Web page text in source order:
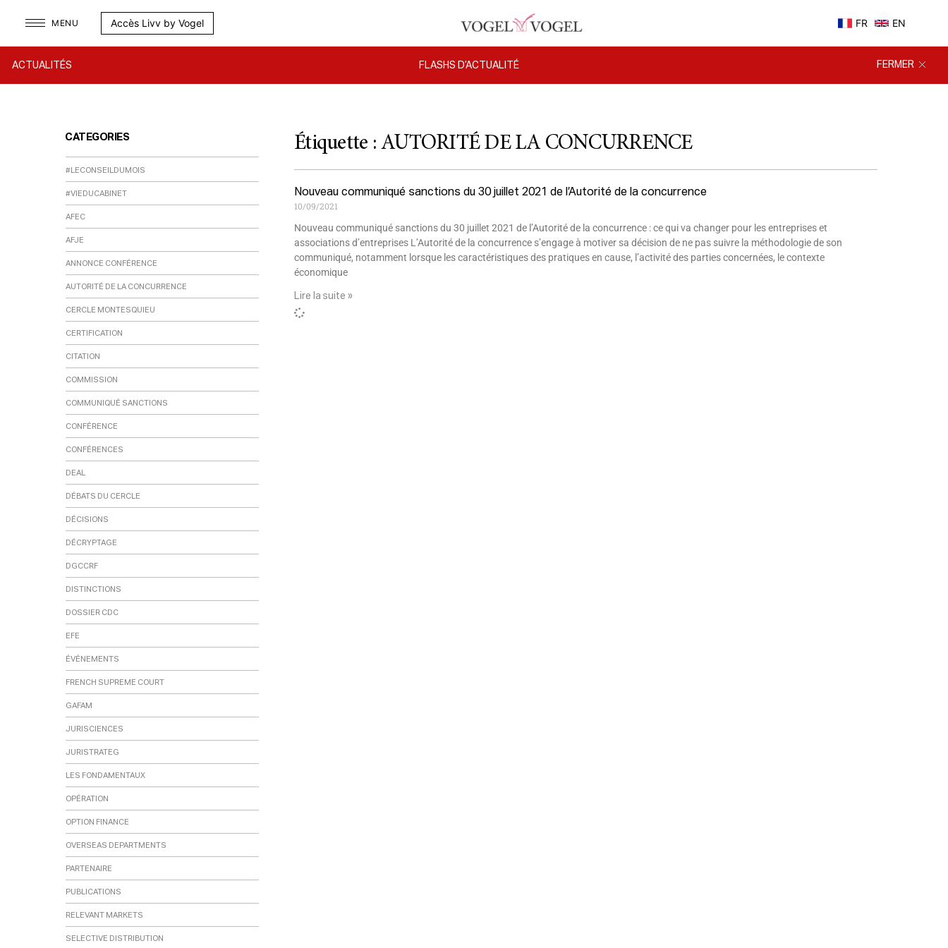
MENU Accès Livv by Vogel FR EN
ACTUALITÉS FLASHS D’ACTUALITÉ FERMER
CATEGORIES
#LECONSEILDUMOIS
#VIEDUCABINET
AFEC
AFJE
ANNONCE CONFÉRENCE
AUTORITÉ DE LA CONCURRENCE
CERCLE MONTESQUIEU
CERTIFICATION
CITATION
COMMISSION
COMMUNIQUÉ SANCTIONS
CONFÉRENCE
CONFÉRENCES
DEAL
DÉBATS DU CERCLE
DÉCISIONS
DÉCRYPTAGE
DGCCRF
DISTINCTIONS
DOSSIER CDC
EFE
ÉVÉNEMENTS
FRENCH SUPREME COURT
GAFAM
JURISCIENCES
JURISTRATEG
LES FONDAMENTAUX
OPÉRATION
OPTION FINANCE
OVERSEAS DEPARTMENTS
PARTENAIRE
PUBLICATIONS
RELEVANT MARKETS
SELECTIVE DISTRIBUTION
Étiquette : AUTORITÉ DE LA CONCURRENCE
Nouveau communiqué sanctions du 30 juillet 2021 de l’Autorité de la concurrence
10/09/2021
Nouveau communiqué sanctions du 30 juillet 2021 de l’Autorité de la concurrence : ce qui va changer pour les entreprises et
associations d’entreprises L’Autorité de la concurrence s’engage à motiver sa décision de ne pas suivre la méthodologie de son
communiqué, notamment lorsque les caractéristiques des pratiques en cause, l’activité des parties concernées, le contexte
économique
Lire la suite »